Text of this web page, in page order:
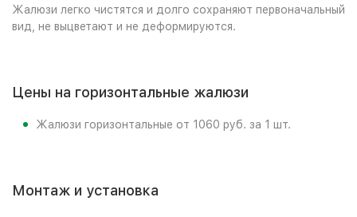
Жалюзи легко чистятся и долго сохраняют первоначальный
вид, не выцветают и не деформируются.
Цены на горизонтальные жалюзи
Жалюзи горизонтальные от 1060 руб. за 1 шт.
Монтаж и установка